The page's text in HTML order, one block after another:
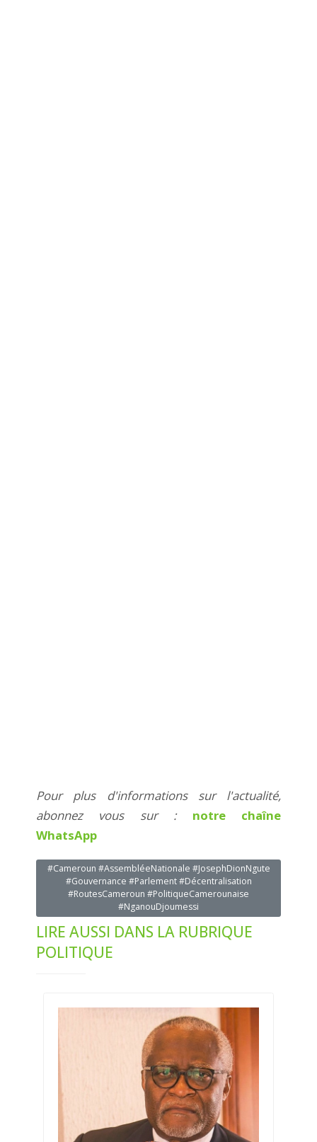
Pour plus d'informations sur l'actualité,
abonnez vous sur : notre chaîne
WhatsApp
#Cameroun #AssembléeNationale #JosephDionNgute
#Gouvernance #Parlement #Décentralisation
#RoutesCameroun #PolitiqueCamerounaise
#NganouDjoumessi
LIRE AUSSI DANS LA RUBRIQUE
POLITIQUE